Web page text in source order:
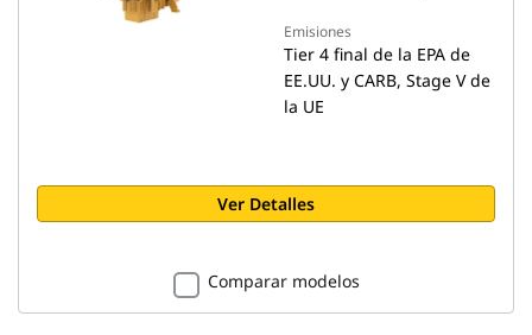
Emisiones
Tier 4 final de la EPA de
EE.UU. y CARB, Stage V de
la UE
Ver Detalles
Comparar modelos